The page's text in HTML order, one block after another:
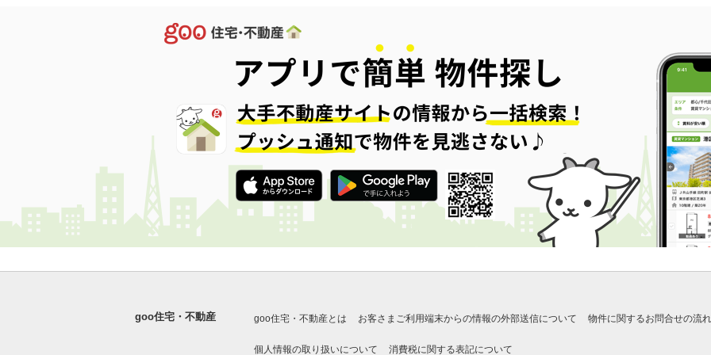
goo住宅・不動産 goo住宅・不動産とは お客さまご利用端末からの情報の外部送信について 物件に関するお問合せの流れ
個人情報の取り扱いについて 消費税に関する表記について